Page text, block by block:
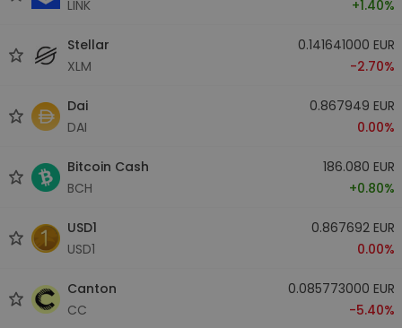
LINK
+1.40%
Stellar
XLM
0.141641000 EUR
-2.70%
Dai
DAI
0.867949 EUR
0.00%
Bitcoin Cash
BCH
186.080 EUR
+0.80%
USD1
USD1
0.867692 EUR
0.00%
Canton
CC
0.085773000 EUR
-5.40%